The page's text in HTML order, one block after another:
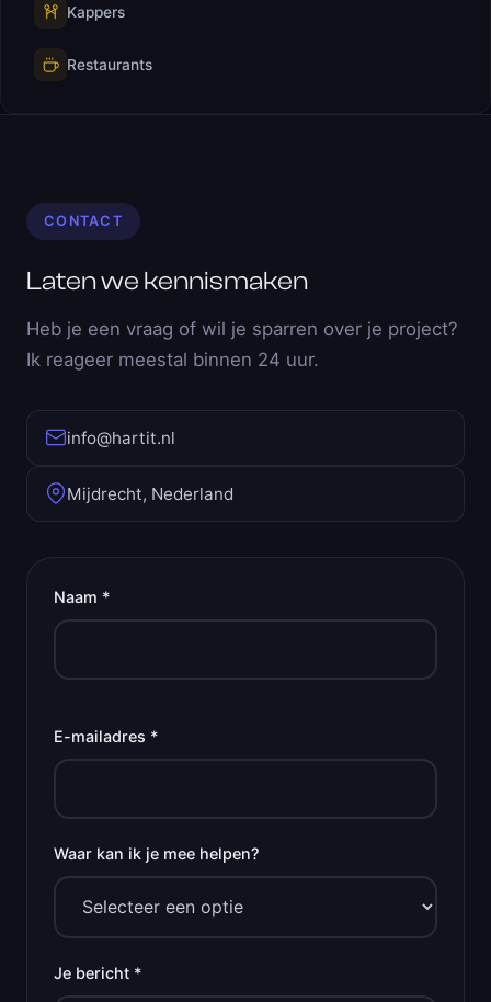
Kappers
Restaurants
CONTACT
Laten we kennismaken
Heb je een vraag of wil je sparren over je project?
Ik reageer meestal binnen 24 uur.
info@hartit.nl
Mijdrecht, Nederland
Naam *
E-mailadres *
Waar kan ik je mee helpen?
Je bericht *